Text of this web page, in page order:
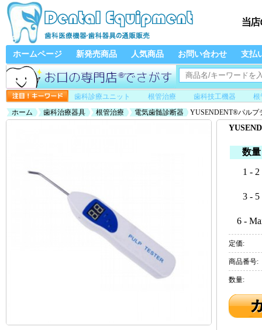
ホームページ 新発売商品 人気商品 お問い合わせ 支払
歯科診療ユニット 根管治療 歯科技工機器
根
ホーム
歯科治療器具 根管治療 電気歯髄診断器 YUSENDENT®パルプ
数量
1 - 2
3 - 5
6 -
定価:
商品番号:
数量: